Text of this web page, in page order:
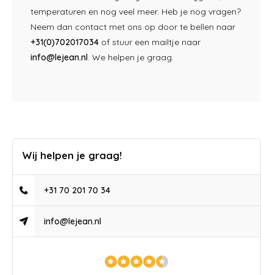
temperaturen en nog veel meer. Heb je nog vragen?
Neem dan contact met ons op door te bellen naar
+31(0)702017034 of stuur een mailtje naar
info@lejean.nl. We helpen je graag.
Wij helpen je graag!
+31 70 201 70 34
info@lejean.nl